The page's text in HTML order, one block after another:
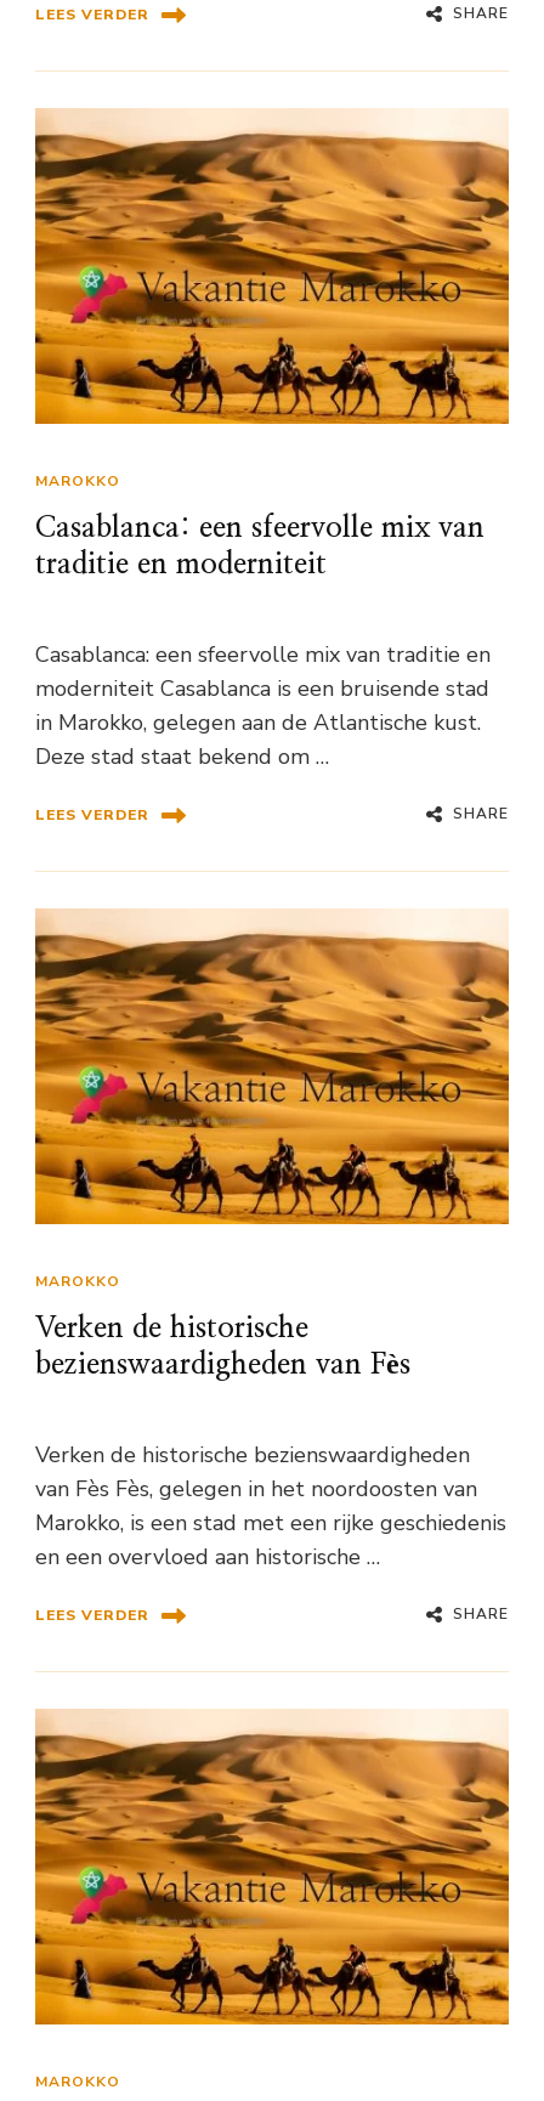
LEES VERDER SHARE
MAROKKO
Casablanca: een sfeervolle mix van
traditie en moderniteit
Casablanca: een sfeervolle mix van traditie en
moderniteit Casablanca is een bruisende stad
in Marokko, gelegen aan de Atlantische kust.
Deze stad staat bekend om …
LEES VERDER SHARE
MAROKKO
Verken de historische
bezienswaardigheden van Fès
Verken de historische bezienswaardigheden
van Fès Fès, gelegen in het noordoosten van
Marokko, is een stad met een rijke geschiedenis
en een overvloed aan historische …
LEES VERDER SHARE
MAROKKO